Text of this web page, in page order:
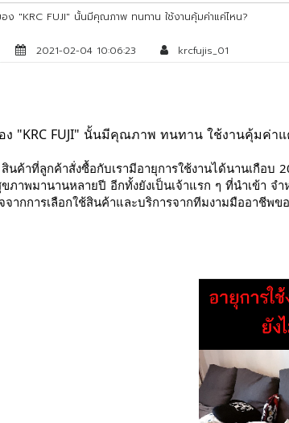
อง "KRC FUJI" นั้นมีคุณภาพ ทนทาน ใช้งานคุ้มค่าแค่ไหน?
2021-02-04 10:06:23 krcfujis_01
ง "KRC FUJI" นั้นมีคุณภาพ ทนทาน ใช้งานคุ้มค่า
สินค้าที่ลูกค้าสั่งซื้อกับเรามีอายุการใช้งานได้นานเกือบ
ภาพมานานหลายปี อีกทั้งยังเป็นเจ้าแรก ๆ ที่นำเข้า จำ
จากการเลือกใช้สินค้าและบริการจากทีมงามมืออาชีพข